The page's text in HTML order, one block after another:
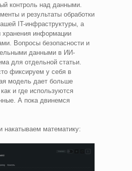
контроль над данными.
и результаты обработки
IT-инфраструктуры, а
хранения информации
Вопросы безопасности и
данными в ИИ-
для отдельной статьи.
фиксируем у себя в
модель дает больше
и где используются
А пока двинемся
накатываем математику: